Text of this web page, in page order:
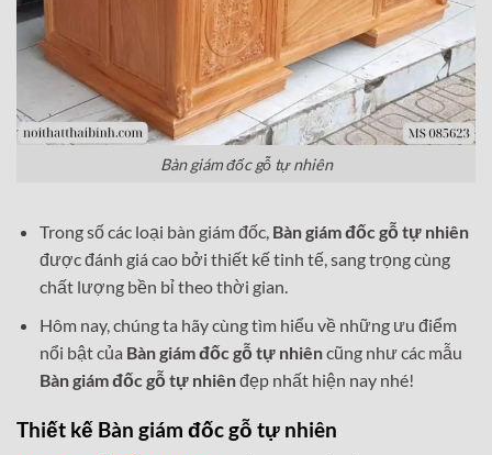
Bàn giám đốc gỗ tự nhiên
Trong số các loại bàn giám đốc, Bàn giám đốc gỗ tự nhiên
được đánh giá cao bởi thiết kế tinh tế, sang trọng cùng
chất lượng bền bỉ theo thời gian.
Hôm nay, chúng ta hãy cùng tìm hiểu về những ưu điểm
nổi bật của Bàn giám đốc gỗ tự nhiêncũng như các mẫu
Bàn giám đốc gỗ tự nhiênđẹp nhất hiện nay nhé!
Thiết kế Bàn giám đốc gỗ tự nhiên